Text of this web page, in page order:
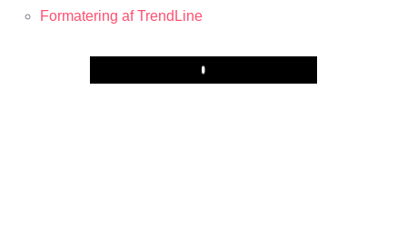
Formatering af TrendLine
Play